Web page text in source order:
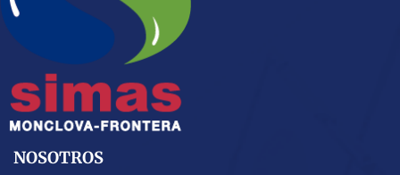
NOSOTROS